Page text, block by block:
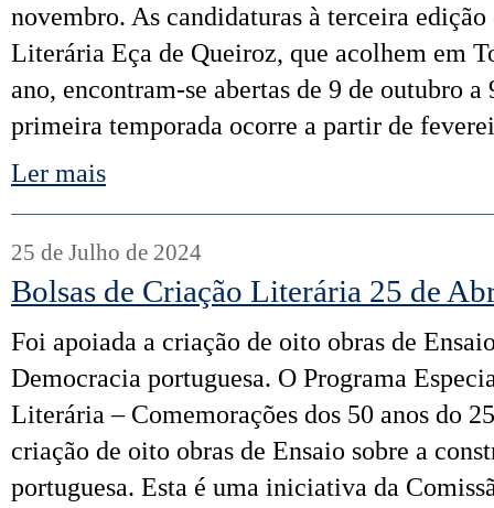
novembro. As candidaturas à terceira edição
Literária Eça de Queiroz, que acolhem em
ano, encontram-se abertas de 9 de outubro a
primeira temporada ocorre a partir de
Ler mais
25 de Julho de 2024
Bolsas de Criação Literária 25 de
Foi apoiada a criação de oito obras de
Democracia portuguesa. O Programa
Literária – Comemorações dos 50 anos do
criação de oito obras de Ensaio sobre a
portuguesa. Esta é uma iniciativa da